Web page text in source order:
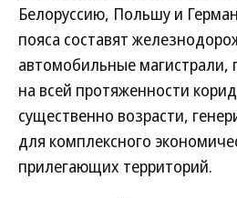
Белоруссию, Польшу и
пояса составят
автомобильные магистрали,
на всей протяженности
существенно возрасти,
для комплексного
прилегающих территорий.